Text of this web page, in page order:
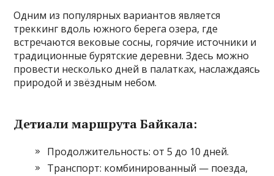
Одним из популярных вариантов является
треккинг вдоль южного берега озера, где
встречаются вековые сосны, горячие источники и
традиционные бурятские деревни. Здесь можно
провести несколько дней в палатках, наслаждаясь
природой и звёздным небом.
Детиали маршрута Байкала:
Продолжительность: от 5 до 10 дней.
Транспорт: комбинированный — поезда,